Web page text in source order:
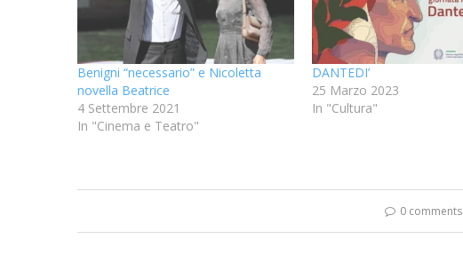
Benigni “necessario” e Nicoletta
novella Beatrice
4 Settembre 2021
In "Cinema e Teatro"
DANTEDI’
25 Marzo 2023
In "Cultura"
0 comments